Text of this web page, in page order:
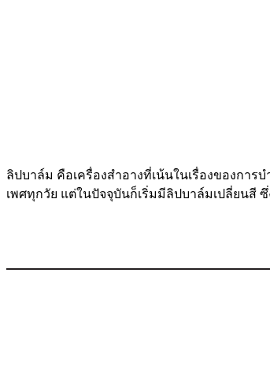
ลิปบาล์ม คือเครื่องสำอางที่เน้นในเรื่องของกา
เพศทุกวัย แต่ในปัจจุบันก็เริ่มมีลิปบาล์มเปลี่ยนสี